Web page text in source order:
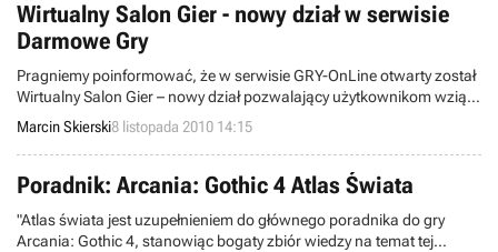
można w sieci.
Wirtualny Salon Gier - nowy dział w serwisie
Darmowe Gry
Pragniemy poinformować, że w serwisie GRY-OnLine otwarty został
Wirtualny Salon Gier – nowy dział pozwalający użytkownikom wziąć
udział w wielu grach towarzyskich w gronie znajomych lub ludzi
oddalonych od siebie na setki kilometrów. W jego skład wchodzą
darmowe produkcje autorstwa GameDesire - znanego dewelopera
zajmującego się tworzeniem tego typu pozycji.
Marcin Skierski8 listopada 2010 14:15
Poradnik: Arcania: Gothic 4 Atlas Świata
"Atlas świata jest uzupełnieniem do głównego poradnika do gry
Arcania: Gothic 4, stanowiąc bogaty zbiór wiedzy na temat tej